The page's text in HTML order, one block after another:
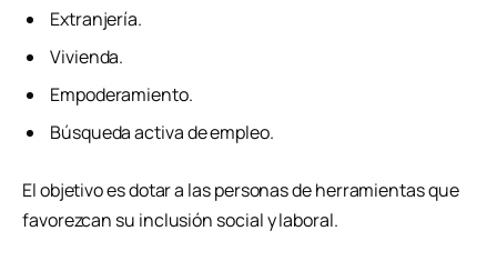
Extranjería.
Vivienda.
Empoderamiento.
Búsqueda activa de empleo.
El objetivo es dotar a las personas de herramientas que
favorezcan su inclusión social y laboral.